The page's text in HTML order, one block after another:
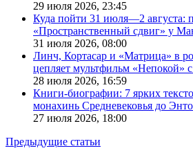
29 июля 2026, 23:45
Куда пойти 31 июля—2 августа:
«Пространственный сдвиг» у
31 июля 2026, 08:00
Линч, Кортасар и «Матрица» в
цепляет мультфильм «Непокой»
28 июля 2026, 16:59
Книги-биографии: 7 ярких
монахинь Средневековья до
27 июля 2026, 18:00
Предыдущие статьи